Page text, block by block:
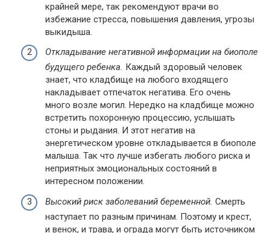
крайней мере, так рекомендуют врачи во
избежание стресса, повышения давления, угрозы
выкидыша.
Откладывание негативной информации на биополе
будущего ребенка. Каждый здоровый человек
знает, что кладбище на любого входящего
накладывает отпечаток негатива. Его очень
много возле могил. Нередко на кладбище можно
встретить похоронную процессию, услышать
стоны и рыдания. И этот негатив на
энергетическом уровне откладывается в биополе
малыша. Так что лучше избегать любого риска и
неприятных эмоциональных состояний в
интересном положении.
Высокий риск заболеваний беременной. Смерть
наступает по разным причинам. Поэтому и крест,
и венок, и трава, и ограда могут быть источником